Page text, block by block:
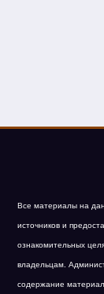
Все материалы на
источников и
ознакомительных
владельцам.
содержание